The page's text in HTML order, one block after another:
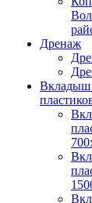
Дренаж
Вкладыш